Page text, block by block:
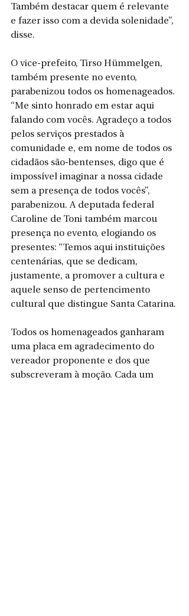
Também destacar quem é relevante
e fazer isso com a devida solenidade”,
disse.
O vice-prefeito, Tirso Hümmelgen,
também presente no evento,
parabenizou todos os homenageados.
“Me sinto honrado em estar aqui
falando com vocês. Agradeço a todos
pelos serviços prestados à
comunidade e, em nome de todos os
cidadãos são-bentenses, digo que é
impossível imaginar a nossa cidade
sem a presença de todos vocês”,
parabenizou. A deputada federal
Caroline de Toni também marcou
presença no evento, elogiando os
presentes: “Temos aqui instituições
centenárias, que se dedicam,
justamente, a promover a cultura e
aquele senso de pertencimento
cultural que distingue Santa Catarina.
Todos os homenageados ganharam
uma placa em agradecimento do
vereador proponente e dos que
subscreveram à moção. Cada um